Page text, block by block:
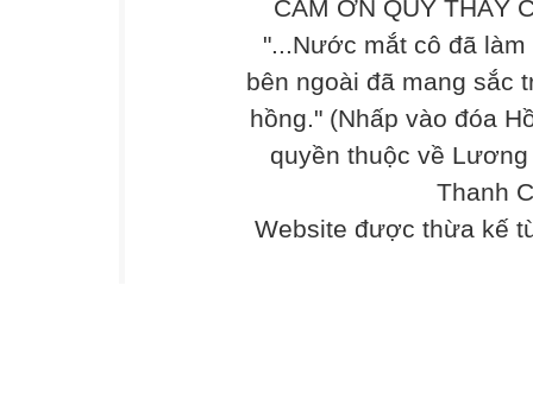
CẢM ƠN QUÝ THẦY
"...Nước mắt cô đã
bên ngoài đã mang sắc
hồng." (Nhấp vào đóa
quyền thuộc về
Thanh
Website được thừa kế